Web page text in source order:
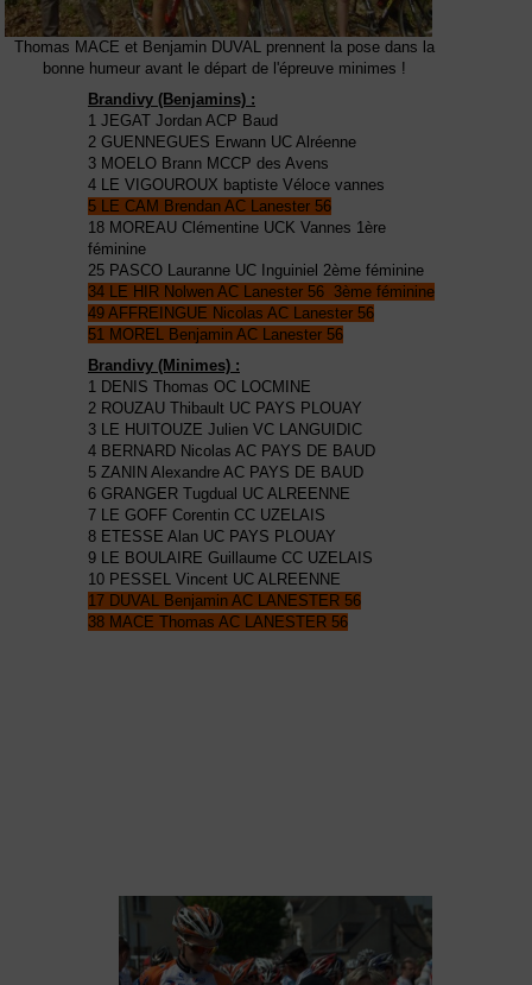
Thomas MACE et Benjamin DUVAL prennent la pose dans la
bonne humeur avant le départ de l'épreuve minimes !
Brandivy (Benjamins) :
1 JEGAT Jordan ACP Baud
2 GUENNEGUES Erwann UC Alréenne
3 MOELO Brann MCCP des Avens
4 LE VIGOUROUX baptiste Véloce vannes
5 LE CAM Brendan AC Lanester 56
18 MOREAU Clémentine UCK Vannes 1ère
féminine
25 PASCO Lauranne UC Inguiniel 2ème féminine
34 LE HIR Nolwen AC Lanester 56 3ème féminine
49 AFFREINGUE Nicolas AC Lanester 56
51 MOREL Benjamin AC Lanester 56
Brandivy (Minimes) :
1 DENIS Thomas OC LOCMINE
2 ROUZAU Thibault UC PAYS PLOUAY
3 LE HUITOUZE Julien VC LANGUIDIC
4 BERNARD Nicolas AC PAYS DE BAUD
5 ZANIN Alexandre AC PAYS DE BAUD
6 GRANGER Tugdual UC ALREENNE
7 LE GOFF Corentin CC UZELAIS
8 ETESSE Alan UC PAYS PLOUAY
9 LE BOULAIRE Guillaume CC UZELAIS
10 PESSEL Vincent UC ALREENNE
17 DUVAL Benjamin AC LANESTER 56
38 MACE Thomas AC LANESTER 56